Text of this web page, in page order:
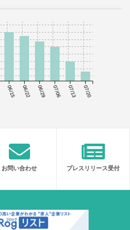
06/15 06/22 06/29 07/06 07/13 07/20
お問い合わせ プレスリリース受付